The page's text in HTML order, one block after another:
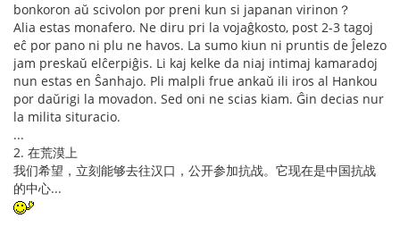
bonkoron aŭ scivolon por preni kun si japanan virinon？
Alia estas monafero. Ne diru pri la vojaĝkosto, post 2-3 tagoj
eĉ por pano ni plu ne havos. La sumo kiun ni pruntis de Ĵelezo
jam preskaŭ elĉerpiĝis. Li kaj kelke da niaj intimaj kamaradoj
nun estas en Ŝanhajo. Pli malpli frue ankaŭ ili iros al Hankou
por daŭrigi la movadon. Sed oni ne scias kiam. Ĝin decias nur
la milita situracio.
...
2. 在荒漠上
我们希望，立刻能够去往汉口，公开参加抗战。它现在是中国抗战
的中心...